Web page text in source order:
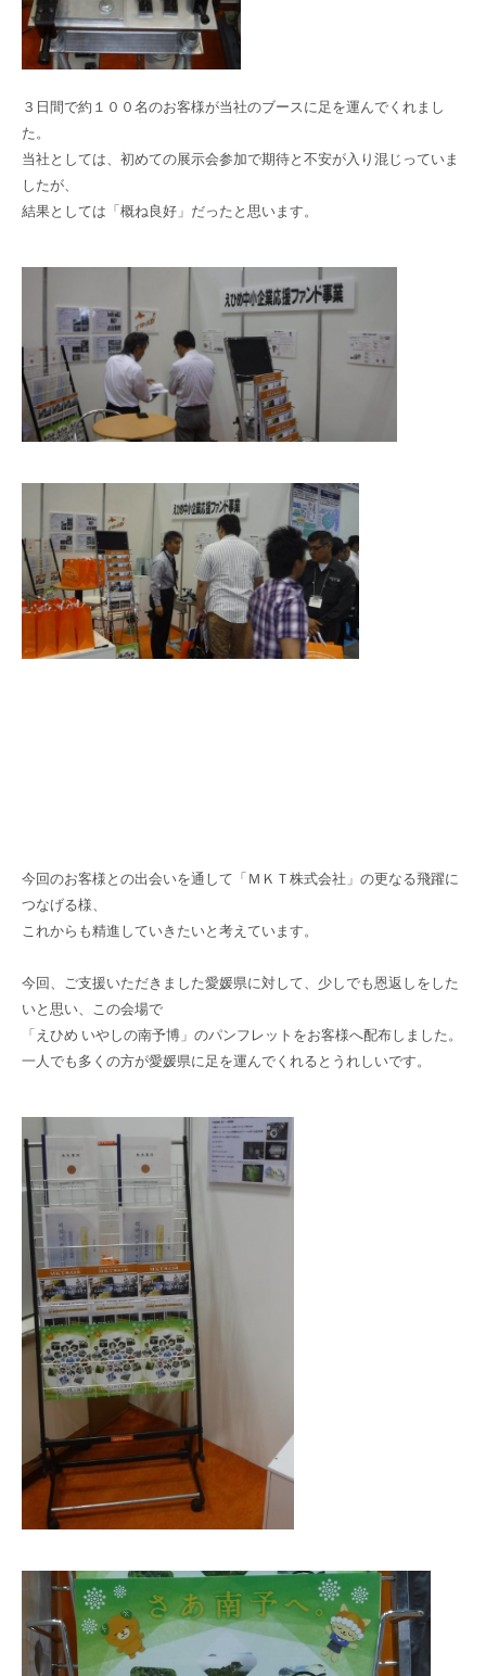
３日間で約１００名のお客様が当社のブースに足を運んでくれまし
た。
当社としては、初めての展示会参加で期待と不安が入り混じっていま
したが、
結果としては「概ね良好」だったと思います。
今回のお客様との出会いを通して「ＭＫＴ株式会社」の更なる飛躍に
つなげる様、
これからも精進していきたいと考えています。
今回、ご支援いただきました愛媛県に対して、少しでも恩返しをした
いと思い、この会場で
「えひめ いやしの南予博」のパンフレットをお客様へ配布しました。
一人でも多くの方が愛媛県に足を運んでくれるとうれしいです。